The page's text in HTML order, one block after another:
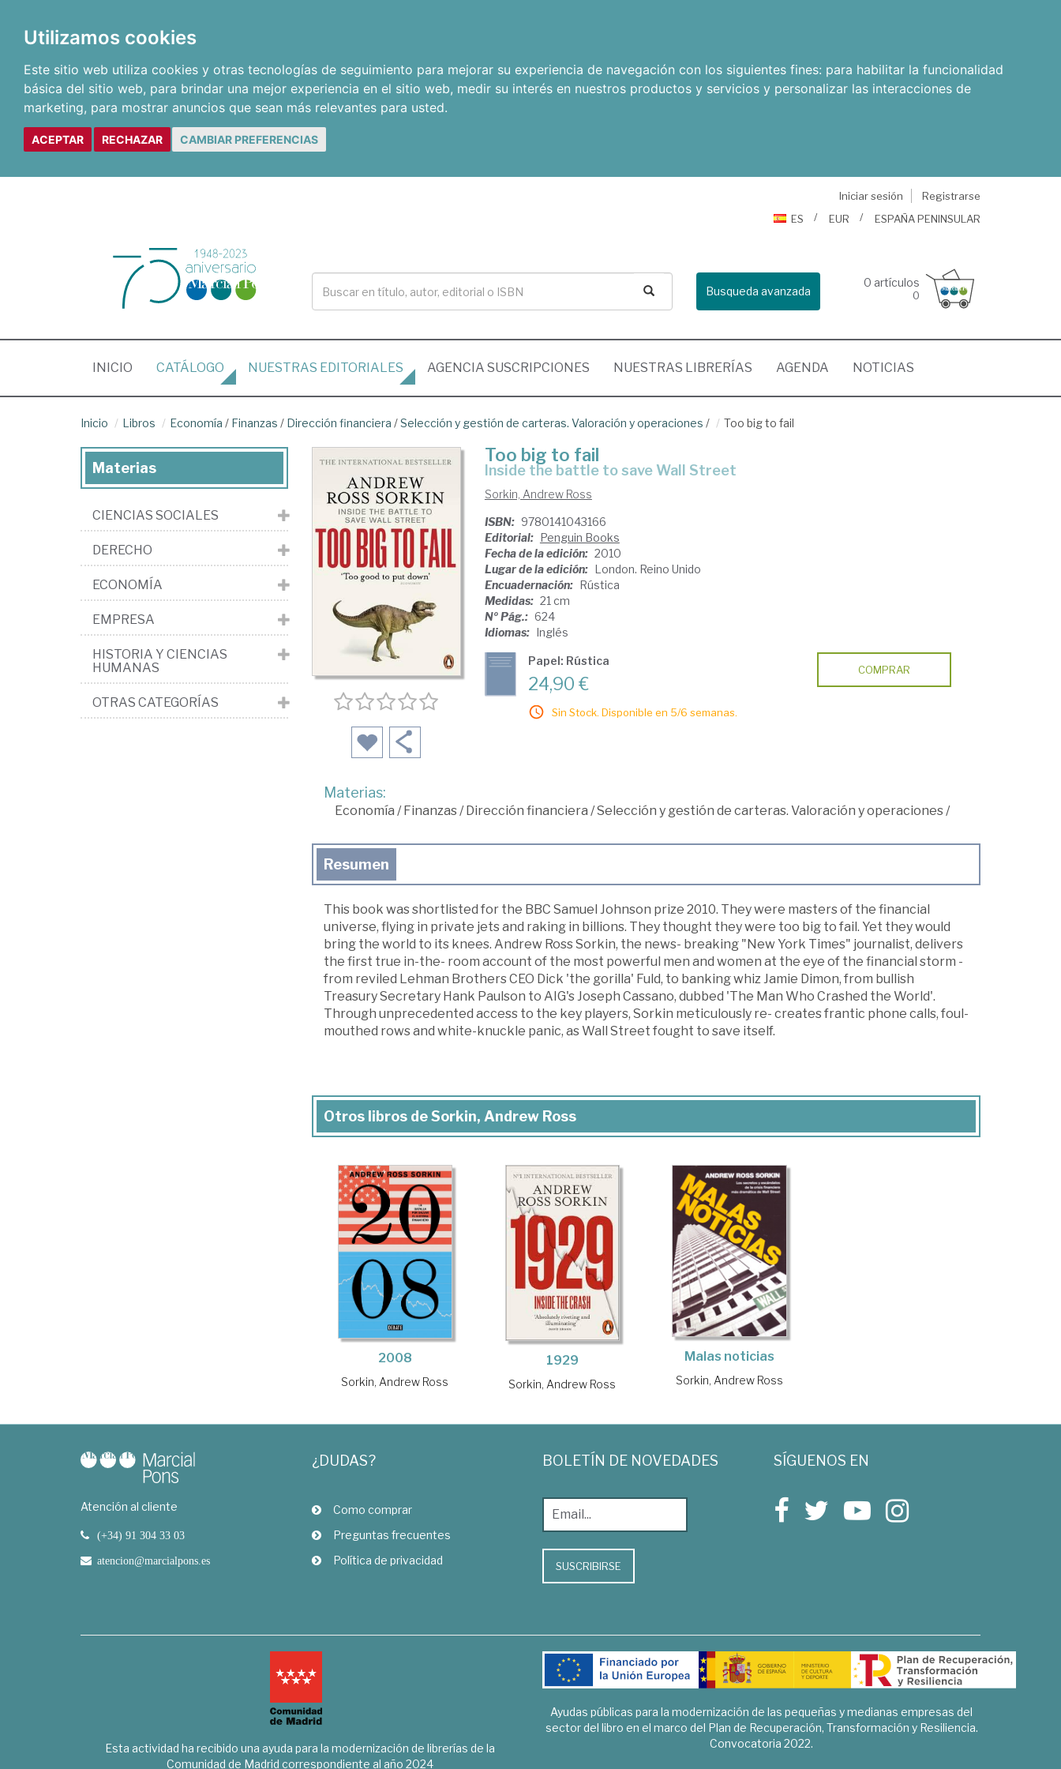
Utilizamos cookies
Este sitio web utiliza cookies y otras tecnologías de seguimiento para mejorar su experiencia de navegación con los siguientes fines: para habilitar la funcionalidad
básica del sitio web, para brindar una mejor experiencia en el sitio web, medir su interés en nuestros productos y servicios y personalizar las interacciones de
marketing, para mostrar anuncios que sean más relevantes para usted.
ACEPTAR RECHAZAR CAMBIAR PREFERENCIAS
Iniciar sesión
Registrarse
ES
EUR ESPAÑA PENINSULAR
Busqueda avanzada
0 artículos
0
INICIO (CURRENT)
CATÁLOGO NUESTRAS EDITORIALES AGENCIA SUSCRIPCIONES NUESTRAS LIBRERÍAS AGENDA NOTICIAS
Inicio Libros Economía / Finanzas / Dirección financiera /Selección y gestión de carteras. Valoración y operaciones / Too big to fail
Too big to fail
inside the battle to save Wall Street
Sorkin, Andrew Ross
ISBN: 9780141043166
Editorial: Penguin Books
Fecha de la edición: 2010
Lugar de la edición: London. Reino Unido
Encuadernación: Rústica
Medidas: 21 cm
Nº Pág.: 624
Idiomas: Inglés
Papel: Rústica
24,90 €
Sin Stock. Disponible en 5/6 semanas.
COMPRAR
Materias:
Economía / Finanzas/ Dirección financiera /Selección y gestión de carteras. Valoración y operaciones/
Resumen
This book was shortlisted for the BBC Samuel Johnson prize 2010. They were masters of the financial
universe, flying in private jets and raking in billions. They thought they were too big to fail. Yet they would
bring the world to its knees. Andrew Ross Sorkin, the news- breaking "New York Times" journalist, delivers
the first true in-the- room account of the most powerful men and women at the eye of the financial storm -
from reviled Lehman Brothers CEO Dick 'the gorilla' Fuld, to banking whiz Jamie Dimon, from bullish
Treasury Secretary Hank Paulson to AIG's Joseph Cassano, dubbed 'The Man Who Crashed the World'.
Through unprecedented access to the key players, Sorkin meticulously re- creates frantic phone calls, foul-
mouthed rows and white-knuckle panic, as Wall Street fought to save itself.
Otros libros de Sorkin, Andrew Ross
2008
Sorkin, Andrew Ross
1929
Sorkin, Andrew Ross
Malas noticias
Sorkin, Andrew Ross
Materias
CIENCIAS SOCIALES
DERECHO
ECONOMÍA
EMPRESA
HISTORIA Y CIENCIAS
HUMANAS
OTRAS CATEGORÍAS
Atención al cliente
(+34) 91 304 33 03
atencion@marcialpons.es
¿DUDAS?
Como comprar
Preguntas frecuentes
Política de privacidad
BOLETÍN DE NOVEDADES
SUSCRIBIRSE
SÍGUENOS EN
Esta actividad ha recibido una ayuda para la modernización de librerías de la
Comunidad de Madrid correspondiente al año 2024
Ayudas públicas para la modernización de las pequeñas y medianas empresas del
sector del libro en el marco del Plan de Recuperación, Transformación y Resiliencia.
Convocatoria 2022.